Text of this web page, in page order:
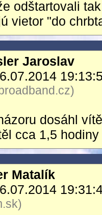
odštartovali
vietor "do
Jaroslav
dosáhl
cca 1,5
Matalík